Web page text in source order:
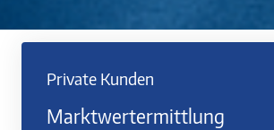
Private Kunden
Marktwertermittlung